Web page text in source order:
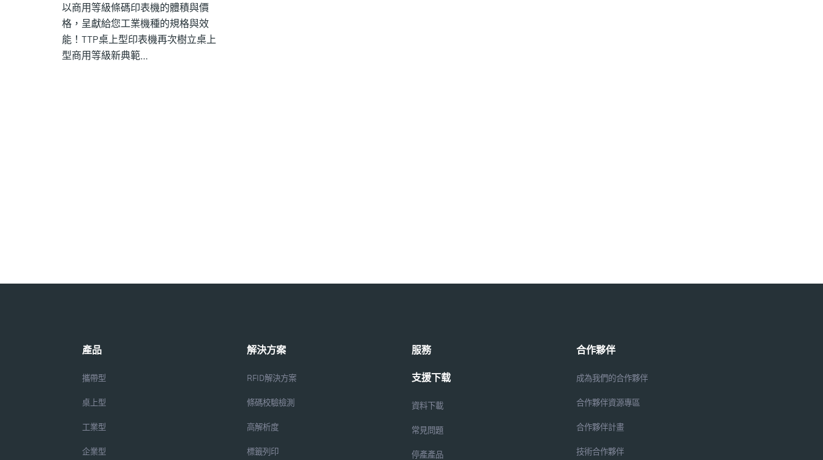
以商用等級條碼印表機的體積與價
格，呈獻給您工業機種的規格與效
能！TTP桌上型印表機再次樹立桌上
型商用等級新典範…
產品
攜帶型
桌上型
工業型
企業型
解決方案
RFID解決方案
條碼校驗檢測
高解析度
標籤列印
服務
支援下载
資料下載
常見問題
停產產品
合作夥伴
成為我們的合作夥伴
合作夥伴資源專區
合作夥伴計畫
技術合作夥伴